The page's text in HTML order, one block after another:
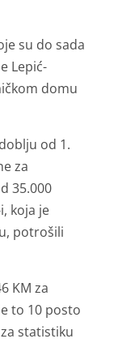
su do sada
Lepić-
domu
od 1.
za
35.000
koja je
potrošili
KM za
to 10 posto
statistiku